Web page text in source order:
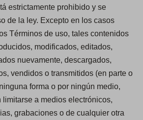
estrictamente prohibido y se
de la ley. Excepto en los casos
Términos de uso, tales contenidos
modificados, editados,
nuevamente, descargados,
vendidos o transmitidos (en parte o
forma o por ningún medio,
a medios electrónicos,
grabaciones o de cualquier otra